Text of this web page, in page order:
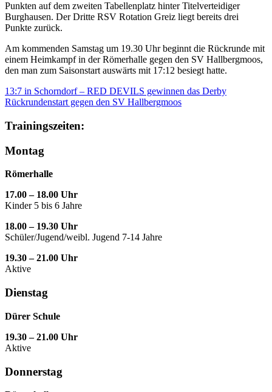
Punkten auf dem zweiten Tabellenplatz hinter Titelverteidiger
Burghausen. Der Dritte RSV Rotation Greiz liegt bereits drei
Punkte zurück.
Am kommenden Samstag um 19.30 Uhr beginnt die Rückrunde mit
einem Heimkampf in der Römerhalle gegen den SV Hallbergmoos,
den man zum Saisonstart auswärts mit 17:12 besiegt hatte.
13:7 in Schorndorf – RED DEVILS gewinnen das Derby
Rückrundenstart gegen den SV Hallbergmoos
Trainingszeiten:
Montag
Römerhalle
17.00 – 18.00 Uhr
Kinder 5 bis 6 Jahre
18.00 – 19.30 Uhr
Schüler/Jugend/weibl. Jugend 7-14 Jahre
19.30 – 21.00 Uhr
Aktive
Dienstag
Dürer Schule
19.30 – 21.00 Uhr
Aktive
Donnerstag